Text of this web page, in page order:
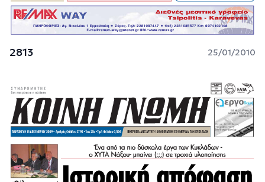
2813 25/01/2010